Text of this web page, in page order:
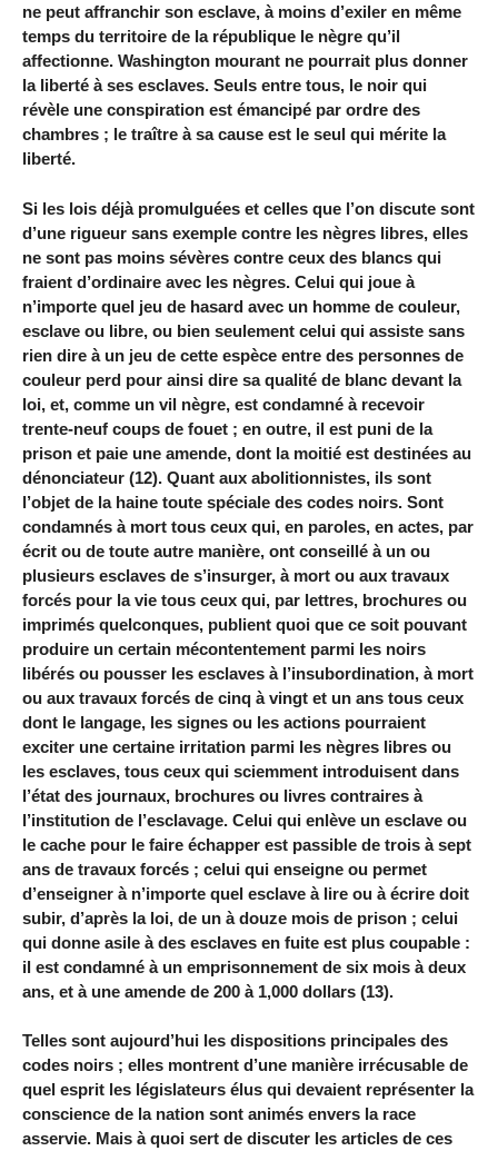
ne peut affranchir son esclave, à moins d’exiler en même
temps du territoire de la république le nègre qu’il
affectionne. Washington mourant ne pourrait plus donner
la liberté à ses esclaves. Seuls entre tous, le noir qui
révèle une conspiration est émancipé par ordre des
chambres ; le traître à sa cause est le seul qui mérite la
liberté.
Si les lois déjà promulguées et celles que l’on discute sont
d’une rigueur sans exemple contre les nègres libres, elles
ne sont pas moins sévères contre ceux des blancs qui
fraient d’ordinaire avec les nègres. Celui qui joue à
n’importe quel jeu de hasard avec un homme de couleur,
esclave ou libre, ou bien seulement celui qui assiste sans
rien dire à un jeu de cette espèce entre des personnes de
couleur perd pour ainsi dire sa qualité de blanc devant la
loi, et, comme un vil nègre, est condamné à recevoir
trente-neuf coups de fouet ; en outre, il est puni de la
prison et paie une amende, dont la moitié est destinées au
dénonciateur (12). Quant aux abolitionnistes, ils sont
l’objet de la haine toute spéciale des codes noirs. Sont
condamnés à mort tous ceux qui, en paroles, en actes, par
écrit ou de toute autre manière, ont conseillé à un ou
plusieurs esclaves de s’insurger, à mort ou aux travaux
forcés pour la vie tous ceux qui, par lettres, brochures ou
imprimés quelconques, publient quoi que ce soit pouvant
produire un certain mécontentement parmi les noirs
libérés ou pousser les esclaves à l’insubordination, à mort
ou aux travaux forcés de cinq à vingt et un ans tous ceux
dont le langage, les signes ou les actions pourraient
exciter une certaine irritation parmi les nègres libres ou
les esclaves, tous ceux qui sciemment introduisent dans
l’état des journaux, brochures ou livres contraires à
l’institution de l’esclavage. Celui qui enlève un esclave ou
le cache pour le faire échapper est passible de trois à sept
ans de travaux forcés ; celui qui enseigne ou permet
d’enseigner à n’importe quel esclave à lire ou à écrire doit
subir, d’après la loi, de un à douze mois de prison ; celui
qui donne asile à des esclaves en fuite est plus coupable :
il est condamné à un emprisonnement de six mois à deux
ans, et à une amende de 200 à 1,000 dollars (13).
Telles sont aujourd’hui les dispositions principales des
codes noirs ; elles montrent d’une manière irrécusable de
quel esprit les législateurs élus qui devaient représenter la
conscience de la nation sont animés envers la race
asservie. Mais à quoi sert de discuter les articles de ces